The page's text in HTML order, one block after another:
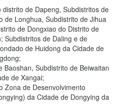
de Dapeng, Subdistritos de
de Longhua, Subdistrito de Jihua
de Dongxiao do Distrito de
Subdistritos de Daling e de
de Huidong da Cidade de
Baoshan, Subdistrito de Beiwaitan
de Xangai;
Zona de Desenvolvimento
da Cidade de Dongying da